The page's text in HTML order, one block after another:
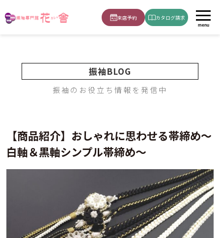
来店予約 カタログ請求
menu
【商品紹介】おしゃれに思わせる帯締め～白軸締め黒軸シンプル帯〆～
振袖BLOG
振袖のお役立ち情報を発信中
【商品紹介】おしゃれに思わせる帯締め～
白軸＆黒軸シンプル帯締め～